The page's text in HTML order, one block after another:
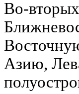
Во-
Азию,